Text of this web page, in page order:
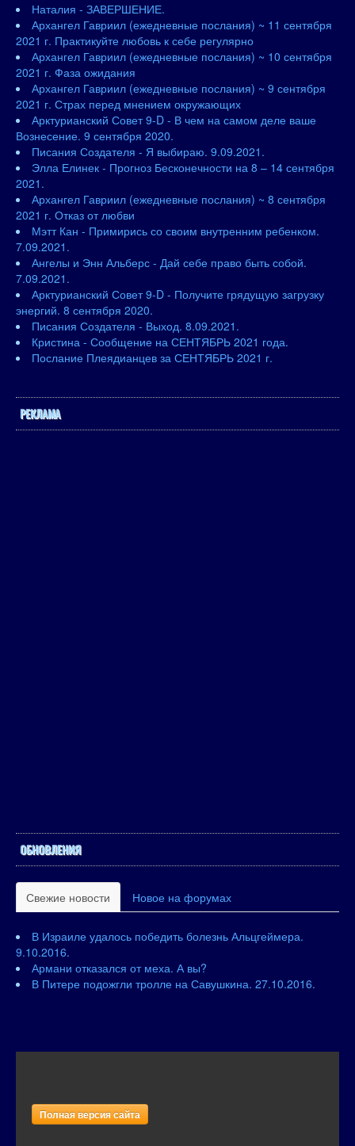
Наталия - ЗАВЕРШЕНИЕ.
Архангел Гавриил (ежедневные послания) ~ 11 сентября
2021 г. Практикуйте любовь к себе регулярно
Архангел Гавриил (ежедневные послания) ~ 10 сентября
2021 г. Фаза ожидания
Архангел Гавриил (ежедневные послания) ~ 9 сентября
2021 г. Страх перед мнением окружающих
Арктурианский Совет 9-D - В чем на самом деле ваше
Вознесение. 9 сентября 2020.
Писания Создателя - Я выбираю. 9.09.2021.
Элла Елинек - Прогноз Бесконечности на 8 – 14 сентября
2021.
Архангел Гавриил (ежедневные послания) ~ 8 сентября
2021 г. Отказ от любви
Мэтт Кан - Примирись со своим внутренним ребенком.
7.09.2021.
Ангелы и Энн Альберс - Дай себе право быть собой.
7.09.2021.
Арктурианский Совет 9-D - Получите грядущую загрузку
энергий. 8 сентября 2020.
Писания Создателя - Выход. 8.09.2021.
Кристина - Сообщение на СЕНТЯБРЬ 2021 года.
Послание Плеядианцев за СЕНТЯБРЬ 2021 г.
РЕКЛАМА
ОБНОВЛЕНИЯ
Свежие новости Новое на форумах
В Израиле удалось победить болезнь Альцгеймера.
9.10.2016.
Армани отказался от меха. А вы?
В Питере подожгли тролле на Савушкина. 27.10.2016.
Полная версия сайта